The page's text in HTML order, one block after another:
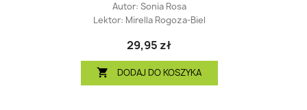
Autor: Sonia Rosa
Lektor: Mirella Rogoza-Biel
29,95 zł
 DODAJ DO KOSZYKA